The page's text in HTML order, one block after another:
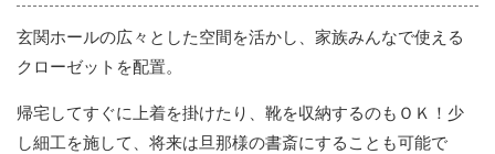
玄関ホールの広々とした空間を活かし、家族みんなで使える
クローゼットを配置。
帰宅してすぐに上着を掛けたり、靴を収納するのもＯＫ！少
し細工を施して、将来は旦那様の書斎にすることも可能で